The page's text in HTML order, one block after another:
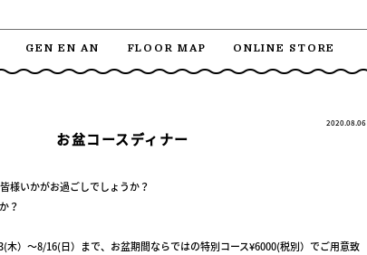
GEN EN AN FLOOR MAP ONLINE STORE
2020.08.06
お盆コースディナー
様いかがお過ごしでしょうか？
？
）～8/16(日）まで、お盆期間ならではの特別コース¥6000(税別）でご用意致